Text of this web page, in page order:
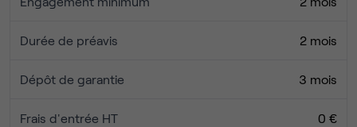
Durée de préavis 2 mois
Dépôt de garantie 3 mois
Frais d'entrée HT 0 €